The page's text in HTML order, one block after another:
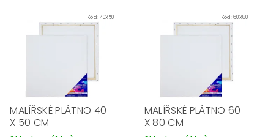
Kód: 40X50
MALÍŘSKÉ PLÁTNO 40
X 50 CM
Kód:60X80
MALÍŘSKÉ PLÁTNO 60
X 80 CM